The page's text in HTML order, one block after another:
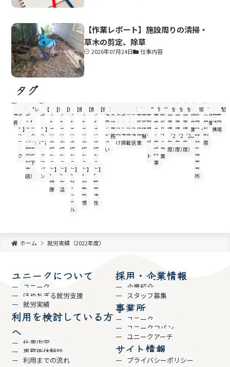
【作業レポート】施設周りの清掃・
草木の剪定、除草
2026年07月24日 仕事内容
タグ
IT・
事
務
【レ
ポ
ト】
ユ
ニ
ク
【レ
ポー
ト】
ユニ
ーク
plus（高
槻市
役所
地下
売
店）
【レ
ポ
ト】
ユ
ニ
ク
コ
パ
ン
【働
く
た
め
に
大
切
な
こ
と】
1.
健
康
【働
く
た
め
に
大
切
な
こ
と】
2.
生
活
【働
く
た
め
に
大
切
な
こ
と】
3.
対
人
ス
キ
ル
【働
く
た
め
に
大
切
な
こ
と】
4.
労
働
習
慣
【働
く
た
め
に
大
切
な
こ
と】
5.
職
業
適
性
ご
注
意
く
だ
さ
い
そ
の
他
業
務
ス
タ
ッ
フ
向
け
ス
ポ
ッ
ト
清
掃
デ
ィ
ア
掲
載
ユ
ニ
ク
通
信
事
業
所
内
作
業
事
業
所
体
験
作
業・
現
場
レ
ポ
ト
利
用
者
さ
ん
作
成
記
事
印
刷・
折
り
込
み
作
業
就
労
実
績
（2022
年
度）
就
労
実
績
（2023
年
度）
就
労
実
績
（2024
年
度）
清
掃
作
業
相
談
窓
口・
就
労
支
援
事
業
所
社
会
福
祉
制
度
軽
作
業
農
福
連
携
配
属
現
場
ホーム 就労実績（2022年度）
ユニークについて
ユニーク
ほめちぎる就労支援
就労実績
利用を検討している方
へ
仕事内容
事務所体験談
利用までの流れ
採用・企業情報
企業紹介
スタッフ募集
事業所
ユニーク
ユニークコパン
ユニークアーチ
サイト情報
プライバシーポリシー